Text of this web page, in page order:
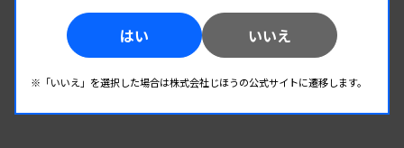
はい いいえ
※「いいえ」を選択した場合は株式会社じほうの公式サイトに遷移します。